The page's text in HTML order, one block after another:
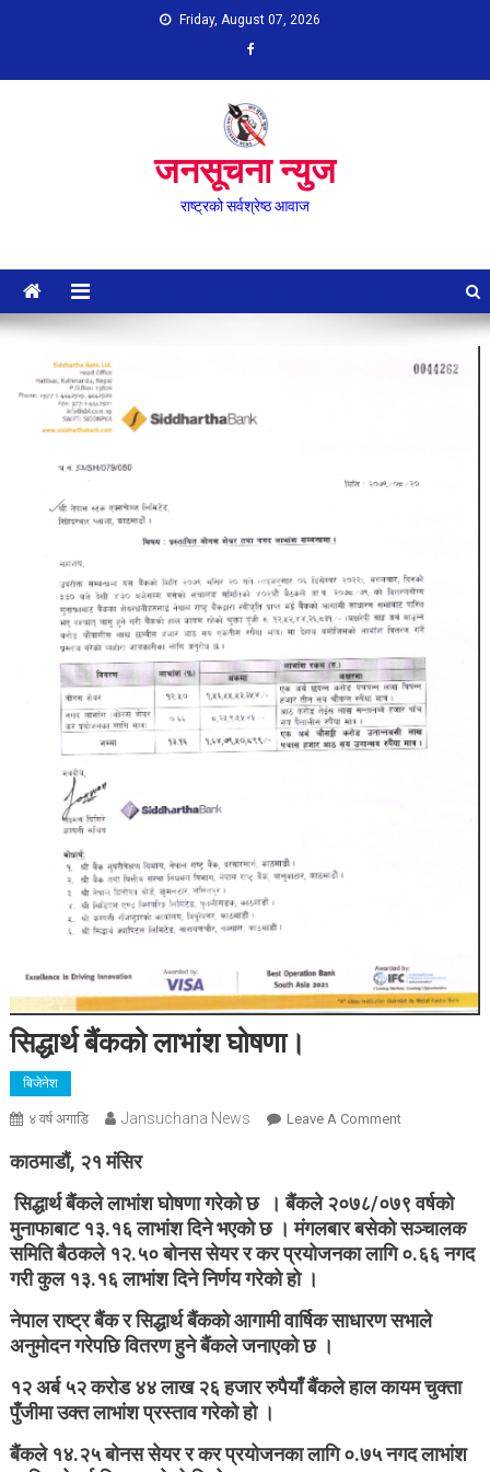
Friday, August 07, 2026
जनसूचना न्युज
राष्ट्रको सर्वश्रेष्ठ आवाज
सिद्धार्थ बैंकको लाभांश घोषणा।
बिजेनेश
४ वर्ष अगाडि Jansuchana News Leave A CommentOn
लाभांश
घोषणा।
काठमाडौं, २१ मंसिर
सिद्धार्थ बैंकले लाभांश घोषणा गरेको छ । बैंकले २०७८/०७९ वर्षको
मुनाफाबाट १३.१६ लाभांश दिने भएको छ । मंगलबार बसेको सञ्चालक
समिति बैठकले १२.५० बोनस सेयर र कर प्रयोजनका लागि ०.६६ नगद
गरी कुल १३.१६ लाभांश दिने निर्णय गरेको हो ।
नेपाल राष्ट्र बैंक र सिद्धार्थ बैंकको आगामी वार्षिक साधारण सभाले
अनुमोदन गरेपछि वितरण हुने बैंकले जनाएको छ ।
१२ अर्ब ५२ करोड ४४ लाख २६ हजार रुपैयाँ बैंकले हाल कायम चुक्ता
पुँजीमा उक्त लाभांश प्रस्ताव गरेको हो ।
बैंकले १४.२५ बोनस सेयर र कर प्रयोजनका लागि ०.७५ नगद लाभांश